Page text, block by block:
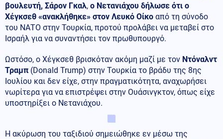
βουλευτή, Σάρον Γκαλ, ο Νετανιάχου δήλωσε ότι ο
Χέγκσεθ «ανακλήθηκε» στον Λευκό Οίκο από τη σύνοδο
του ΝΑΤΟ στην Τουρκία, προτού προλάβει να μεταβεί στο
Ισραήλ για να συναντήσει τον πρωθυπουργό.
Ωστόσο, ο Χέγκσεθ βρισκόταν ακόμη μαζί με τον Ντόναλντ
Τραμπ (Donald Trump) στην Τουρκία το βράδυ της 8ης
Ιουλίου και δεν είχε, στην πραγματικότητα, αναχωρήσει
νωρίτερα για να επιστρέψει στην Ουάσινγκτον, όπως είχε
υποστηρίξει ο Νετανιάχου.
Η ακύρωση του ταξιδιού σημειώθηκε εν μέσω της